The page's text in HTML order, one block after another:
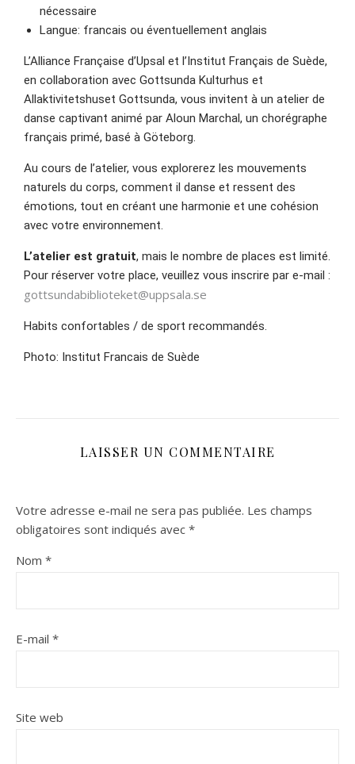
nécessaire
Langue: francais ou éventuellement anglais
L’Alliance Française d’Upsal et l’Institut Français de Suède,
en collaboration avec Gottsunda Kulturhus et
Allaktivitetshuset Gottsunda, vous invitent à un atelier de
danse captivant animé par Aloun Marchal, un chorégraphe
français primé, basé à Göteborg.
Au cours de l’atelier, vous explorerez les mouvements
naturels du corps, comment il danse et ressent des
émotions, tout en créant une harmonie et une cohésion
avec votre environnement.
L’atelier est gratuit, mais le nombre de places est limité.
Pour réserver votre place, veuillez vous inscrire par e-mail :
gottsundabiblioteket@uppsala.se
Habits confortables / de sport recommandés.
Photo: Institut Francais de Suède
LAISSER UN COMMENTAIRE
Votre adresse e-mail ne sera pas publiée. Les champs
obligatoires sont indiqués avec *
Nom *
E-mail *
Site web